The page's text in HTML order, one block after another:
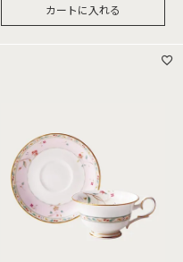
カートに入れる